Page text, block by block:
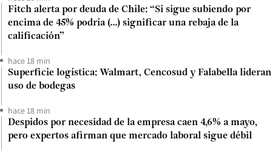
Fitch alerta por deuda de Chile: “Si sigue subiendo por
encima de 45% podría (...) significar una rebaja de la
calificación”
hace 18 min
Superficie logística: Walmart, Cencosud y Falabella lideran
uso de bodegas
hace 18 min
Despidos por necesidad de la empresa caen 4,6% a mayo,
pero expertos afirman que mercado laboral sigue débil